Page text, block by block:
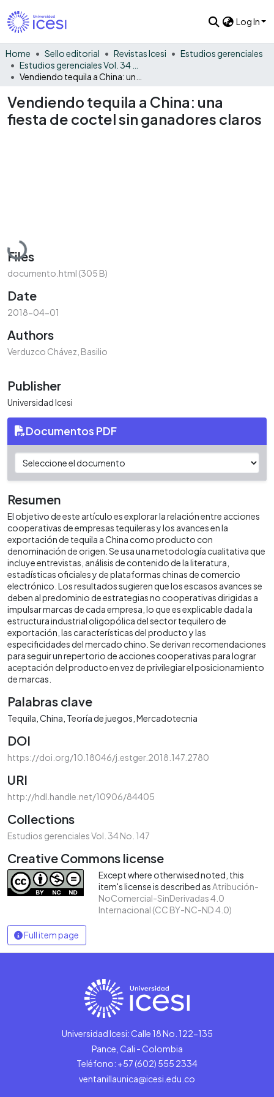
Log In
Home Sello editorial Revistas Icesi
Estudios gerenciales
Vendiendo tequila a China: una
fiesta de coctel sin ganadores claros
Loading...
Files
documento.html (305 B)
Date
2018-04-01
Authors
Verduzco Chávez, Basilio
Publisher
Universidad Icesi
Documentos PDF
Resumen
El objetivo de este artículo es explorar la relación entre acciones
cooperativas de empresas tequileras y los avances en la
exportación de tequila a China como producto con
denominación de origen. Se usa una metodología cualitativa que
incluye entrevistas, análisis de contenido de la literatura,
estadísticas oficiales y de plataformas chinas de comercio
electrónico. Los resultados sugieren que los escasos avances se
deben al predominio de estrategias no cooperativas dirigidas a
impulsar marcas de cada empresa, lo que es explicable dada la
estructura industrial oligopólica del sector tequilero de
exportación, las características del producto y las
especificidades del mercado chino. Se derivan recomendaciones
para seguir un repertorio de acciones cooperativas para lograr
aceptación del producto en vez de privilegiar el posicionamiento
de marcas.
Palabras clave
Tequila China Teoría de juegos Mercadotecnia
DOI
https://doi.org/10.18046/j.estger.2018.147.2780
URI
http://hdl.handle.net/10906/84405
Collections
Estudios gerenciales Vol. 34 No. 147
Creative Commons license
Except where otherwised noted, this
item's license is described asAtribución-
NoComercial-SinDerivadas 4.0
Internacional (CC BY-NC-ND 4.0)
Full item page
Universidad Icesi: Calle 18 No. 122-135
Pance, Cali - Colombia
Teléfono: +57 (602) 555 2334
ventanillaunica@icesi.edu.co